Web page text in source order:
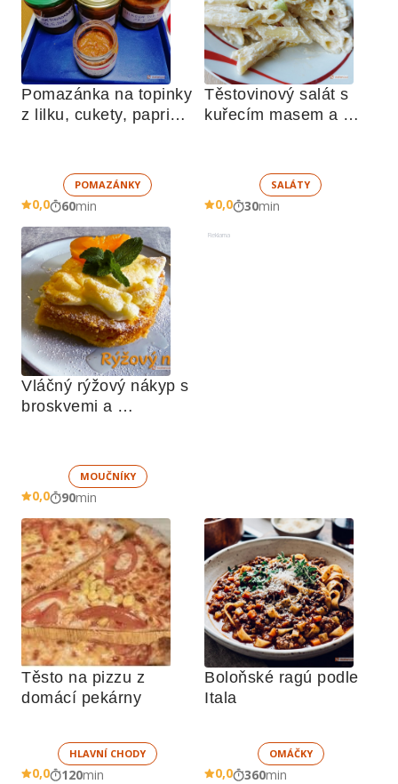
Pomazánka na topinky
z lilku, cukety, paprik,
POMAZÁNKY
0,0 60min
Těstovinový salát s
kuřecím masem a
SALÁTY
0,0 30min
Vláčný rýžový nákyp s
broskvemi a
MOUČNÍKY
0,0 90min
Reklama
Těsto na pizzu z
domácí pekárny
HLAVNÍ CHODY
0,0 120min
Boloňské ragú podle
Itala
OMÁČKY
0,0 360min